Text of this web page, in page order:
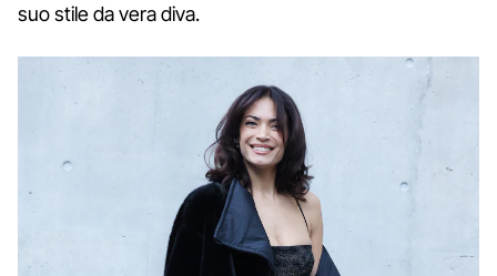
suo stile da vera diva.